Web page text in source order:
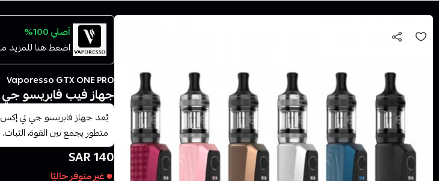
أصلي 100%
اضغط هنا للمزيد
Vaporesso GTX ONE PRO
جهاز فيب فابريسو
متطور يجمع بين القوة،
140 SAR
غير متوفر حاليًا